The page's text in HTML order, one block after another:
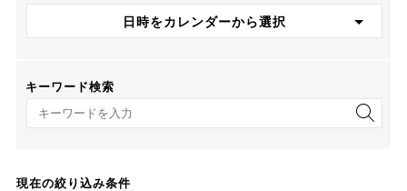
日時をカレンダーから選択
キーワード検索
キーワード検索
現在の絞り込み条件